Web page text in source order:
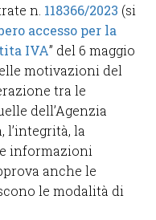
n. 118366/2023 (si
accesso per la
IVA” del 6 maggio
motivazioni del
tra le
dell’Agenzia
l’integrità, la
informazioni
anche le
le modalità di